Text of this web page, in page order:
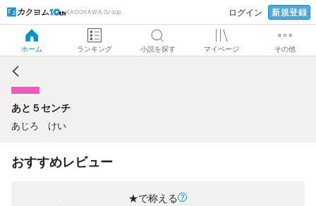
KADOKAWA Group ログイン 新規登録
ホーム ランキング 小説を探す マイページ その他
あと５センチ
あと５センチ
あじろ けい
おすすめレビュー
★で称える